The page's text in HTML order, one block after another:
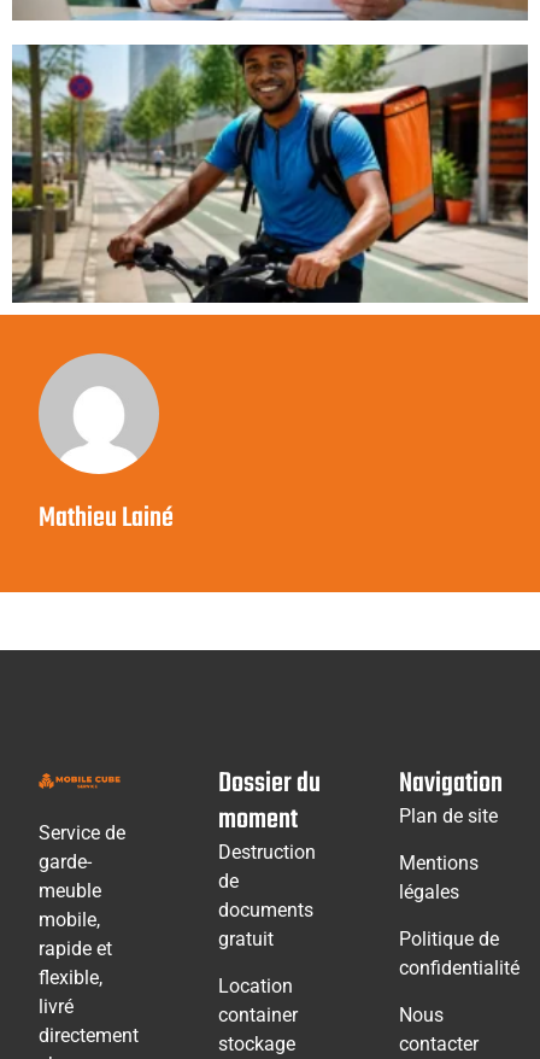
Mathieu Lainé
Service de
garde-
meuble
mobile,
rapide et
flexible,
livré
directement
Dossier du
moment
Destruction
de
documents
gratuit
Location
container
stockage
Navigation
Plan de site
Mentions
légales
Politique de
confidentialité
Nous
contacter